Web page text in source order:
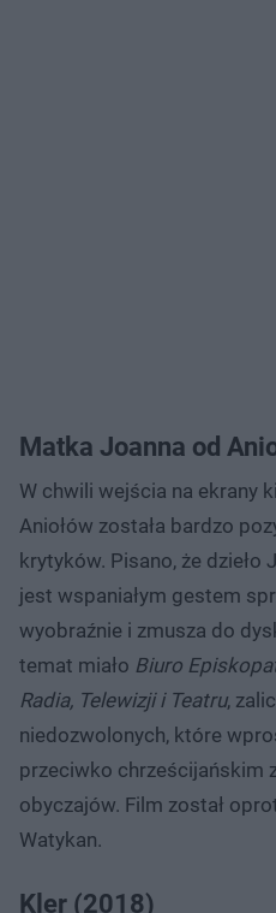
Matka Joanna od
W chwili wejścia na ekrany
Aniołów została bardzo
krytyków. Pisano, że dzieło
jest wspaniałym gestem
wyobraźnie i zmusza do
temat miało Biuro
Radia, Telewizji i Teatru,
niedozwolonych, które
przeciwko chrześcijańskim
obyczajów. Film został
Watykan.
Kler (2018)